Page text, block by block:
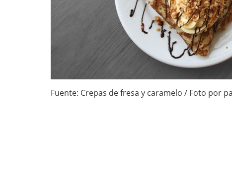
Fuente: Crepas de fresa y caramelo / Foto por